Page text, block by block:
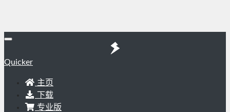
Quicker
主页
下载
专业版